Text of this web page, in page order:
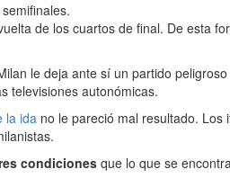
de los cuartos de final. De esta
le deja ante sí un partido
televisiones autonómicas.
la ida no le pareció mal resultado.
condicionesque lo que se